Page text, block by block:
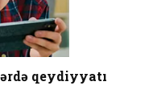
qeydiyyatı